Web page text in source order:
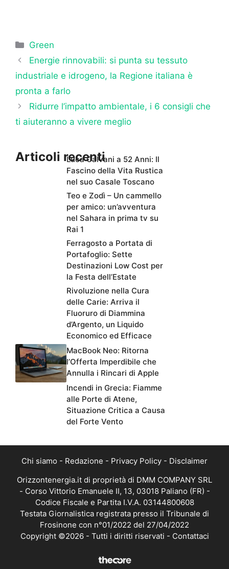
Categorie
Green
Energie rinnovabili: si punta su tessuto
industriale e idrogeno, la Regione italiana è
pronta a farlo
Ridurre l’impatto ambientale, i 6 consigli che
ti aiuteranno a vivere meglio
Articoli recentiLuca Calvani a 52 Anni: Il
Fascino della Vita Rustica
nel suo Casale Toscano
Teo e Zodì – Un cammello
per amico: un’avventura
nel Sahara in prima tv su
Rai 1
Ferragosto a Portata di
Portafoglio: Sette
Destinazioni Low Cost per
la Festa dell’Estate
Rivoluzione nella Cura
delle Carie: Arriva il
Fluoruro di Diammina
d’Argento, un Liquido
Economico ed Efficace
MacBook Neo: Ritorna
l’Offerta Imperdibile che
Annulla i Rincari di Apple
Incendi in Grecia: Fiamme
alle Porte di Atene,
Situazione Critica a Causa
del Forte Vento
Chi siamo - Redazione - Privacy Policy - Disclaimer
Orizzontenergia.it di proprietà di DMM COMPANY SRL
- Corso Vittorio Emanuele II, 13, 03018 Paliano (FR) -
Codice Fiscale e Partita I.V.A. 03144800608
Testata Giornalistica registrata presso il Tribunale di
Frosinone con n°01/2022 del 27/04/2022
Copyright ©2026 - Tutti i diritti riservati - Contattaci